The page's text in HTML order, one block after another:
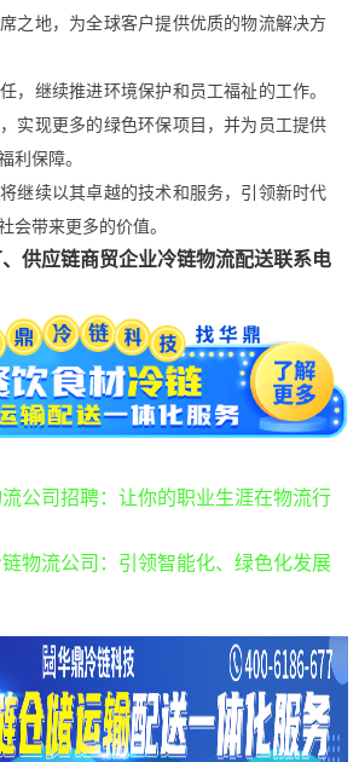
之地，为全球客户提供优质的物流解决方
，继续推进环境保护和员工福祉的工作。
实现更多的绿色环保项目，并为员工提供
利保障。
继续以其卓越的技术和服务，引领新时代
会带来更多的价值。
供应链商贸企业冷链物流配送联系电
公司招聘：让你的职业生涯在物流行
链物流公司：引领智能化、绿色化发展